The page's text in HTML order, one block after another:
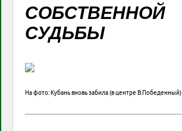
СОБСТВЕННОЙ
СУДЬБЫ
На фото: Кубань вновь забила (в центре В.Победенный)